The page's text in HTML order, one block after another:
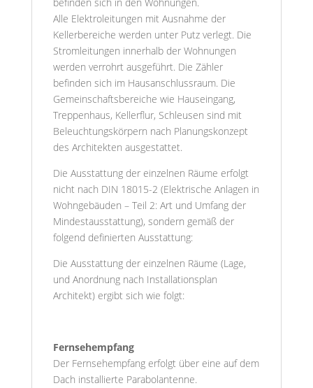
Alle Elektroleitungen mit Ausnahme der
Kellerbereiche werden unter Putz verlegt. Die
Stromleitungen innerhalb der Wohnungen
werden verrohrt ausgeführt. Die Zähler
befinden sich im Hausanschlussraum. Die
Gemeinschaftsbereiche wie Hauseingang,
Treppenhaus, Kellerflur, Schleusen sind mit
Beleuchtungskörpern nach Planungskonzept
des Architekten ausgestattet.
Die Ausstattung der einzelnen Räume erfolgt
nicht nach DIN 18015-2 (Elektrische Anlagen in
Wohngebäuden – Teil 2: Art und Umfang der
Mindestausstattung), sondern gemäß der
folgend definierten Ausstattung:
Die Ausstattung der einzelnen Räume (Lage,
und Anordnung nach Installationsplan
Architekt) ergibt sich wie folgt:
Fernsehempfang
Der Fernsehempfang erfolgt über eine auf dem
Dach installierte Parabolantenne.